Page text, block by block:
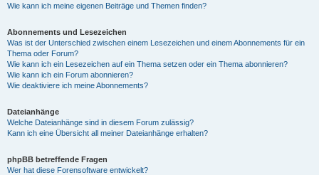
Wie kann ich meine eigenen Beiträge und Themen finden?
Abonnements und Lesezeichen
Was ist der Unterschied zwischen einem Lesezeichen und einem Abonnements für ein
Thema oder Forum?
Wie kann ich ein Lesezeichen auf ein Thema setzen oder ein Thema abonnieren?
Wie kann ich ein Forum abonnieren?
Wie deaktiviere ich meine Abonnements?
Dateianhänge
Welche Dateianhänge sind in diesem Forum zulässig?
Kann ich eine Übersicht all meiner Dateianhänge erhalten?
phpBB betreffende Fragen
Wer hat diese Forensoftware entwickelt?